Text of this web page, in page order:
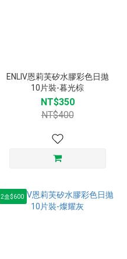
ENLIV恩莉芙矽水膠彩色日拋
10片裝-暮光棕
NT$350
NT$400
2盒$600